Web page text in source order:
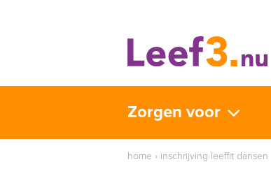
Zorgen voor
home › inschrijving leeffit dansen